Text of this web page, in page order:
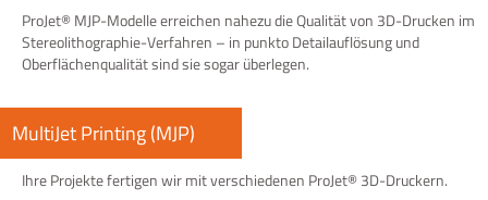
ProJet® MJP-Modelle erreichen nahezu die Qualität von 3D-Drucken im
Stereolithographie-Verfahren – in punkto Detailauflösung und
Oberflächenqualität sind sie sogar überlegen.
MultiJet Printing (MJP)
Ihre Projekte fertigen wir mit verschiedenen ProJet® 3D-Druckern.